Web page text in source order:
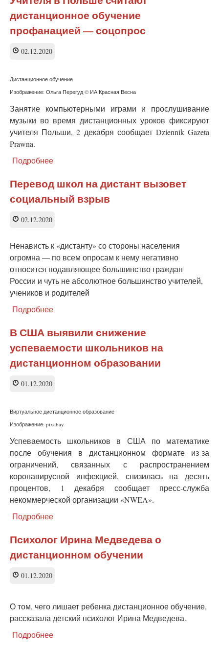
выступили
против
введения
дистанционного
дистанционное обучение
профанацией — соцопрос
02.12.2020
Дистанционное обучение
Изображение: Ольга Перегуд © ИА Красная Весна
Занятие компьютерными играми и прослушивание
музыки во время дистанционных уроков фиксируют
учителя Польши, 2 декабря сообщает Dziennik Gazeta
Prawna.
Подробнее
в
Польше
считают
соцопрос
Перевод школ на дистант вызовет
социальный взрыв
02.12.2020
Ненависть к «дистанту» со стороны населения
огромна — по всем опросам к нему негативно
относится подавляющее большинство граждан
России и чуть не абсолютное большинство учителей,
учеников и родителей
Подробнее
школ
на
дистант
социальный
В США выявили снижение
успеваемости школьников на
дистанционном образовании
01.12.2020
Виртуальное дистанционное образование
Изображение: pixabay
Успеваемость школьников в США по математике
после обучения в дистанционном формате из-за
ограничений, связанных с распространением
коронавирусной инфекцией, снизилась на десять
процентов, 1 декабря сообщает пресс-служба
некоммерческой организации «NWEA».
Подробнее
США
выявили
снижение
образовании
Психолог Ирина Медведева о
дистанционном обучении
01.12.2020
О том, чего лишает ребенка дистанционное обучение,
рассказала детский психолог Ирина Медведева.
Подробнее